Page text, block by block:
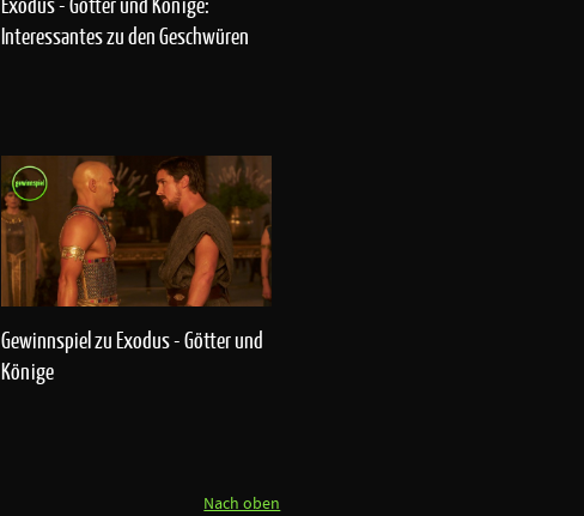
Interessantes zu den Geschwüren
Gewinnspiel zu Exodus - Götter und
Könige
Nach oben